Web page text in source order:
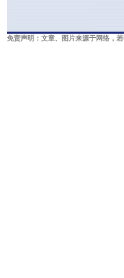
免责声明：文章、图片来源于网络，